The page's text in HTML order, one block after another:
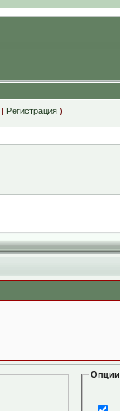
| Регистрация )
Опции